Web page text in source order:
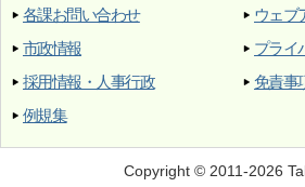
各課お問い合わせ
市政情報
採用情報・人事行政
例規集
ウェブ
プライ
免責事
Copyright © 2011-2026